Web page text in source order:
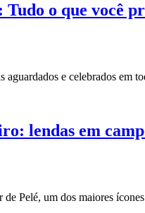
o que você
aguardados e celebrados em
lendas em
Pelé, um dos maiores